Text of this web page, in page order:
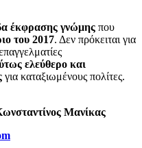
έκφρασης γνώμης που
του 2017. Δεν πρόκειται για
ελεύθερο και
για καταξιωμένους πολίτες.
Μανίκας